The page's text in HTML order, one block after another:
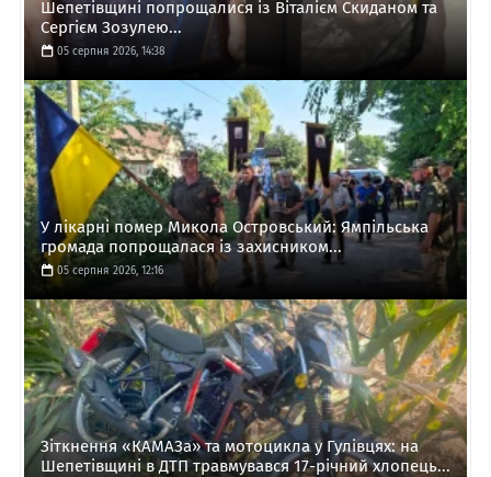
Шепетівщині попрощалися із Віталієм Скиданом та
Сергієм Зозулею...
05 серпня 2026, 14:38
У лікарні помер Микола Островський: Ямпільська
громада попрощалася із захисником...
05 серпня 2026, 12:16
Зіткнення «КАМАЗа» та мотоцикла у Гулівцях: на
Шепетівщині в ДТП травмувався 17-річний хлопець...